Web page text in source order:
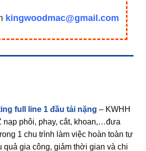
kingwoodmac@gmail.com
full line 1 đầu tải nặng – KWHH
nạp phôi, phay, cắt, khoan,…đưa
1 chu trình làm việc hoàn toàn tự
quả gia công, giảm thời gian và chi